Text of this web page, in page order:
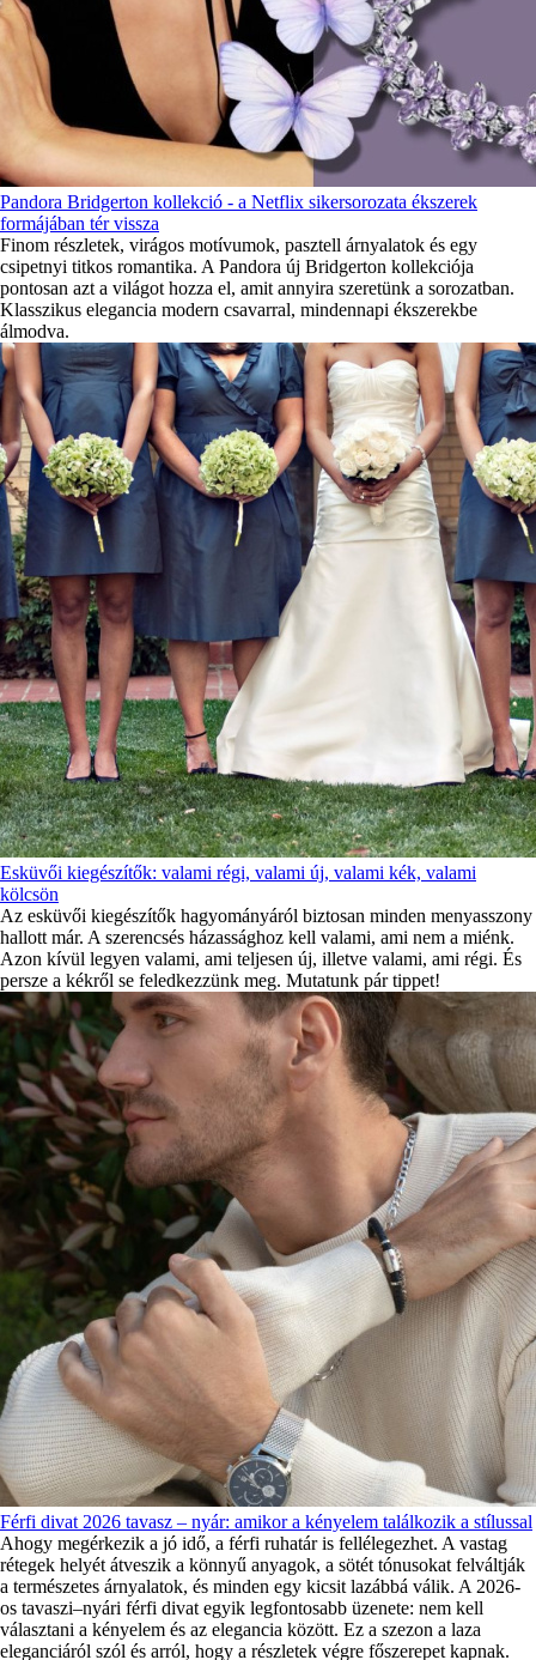
Pandora Bridgerton kollekció - a Netflix sikersorozata ékszerek
formájában tér vissza
Finom részletek, virágos motívumok, pasztell árnyalatok és egy
csipetnyi titkos romantika. A Pandora új Bridgerton kollekciója
pontosan azt a világot hozza el, amit annyira szeretünk a sorozatban.
Klasszikus elegancia modern csavarral, mindennapi ékszerekbe
álmodva.
Esküvői kiegészítők: valami régi, valami új, valami kék, valami
kölcsön
Az esküvői kiegészítők hagyományáról biztosan minden menyasszony
hallott már. A szerencsés házassághoz kell valami, ami nem a miénk.
Azon kívül legyen valami, ami teljesen új, illetve valami, ami régi. És
persze a kékről se feledkezzünk meg. Mutatunk pár tippet!
Férfi divat 2026 tavasz – nyár: amikor a kényelem találkozik a stílussal
Ahogy megérkezik a jó idő, a férfi ruhatár is fellélegezhet. A vastag
rétegek helyét átveszik a könnyű anyagok, a sötét tónusokat felváltják
a természetes árnyalatok, és minden egy kicsit lazábbá válik. A 2026-
os tavaszi–nyári férfi divat egyik legfontosabb üzenete: nem kell
választani a kényelem és az elegancia között. Ez a szezon a laza
eleganciáról szól és arról, hogy a részletek végre főszerepet kapnak.